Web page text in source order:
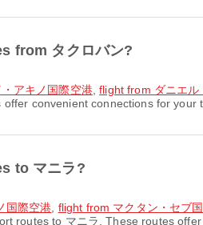
from タクロバン?
アキノ国際空港,flight from ダニエル
convenient connections for your
to マニラ?
国際空港 flight from マクタン・セブ
routes to マニラ. These routes